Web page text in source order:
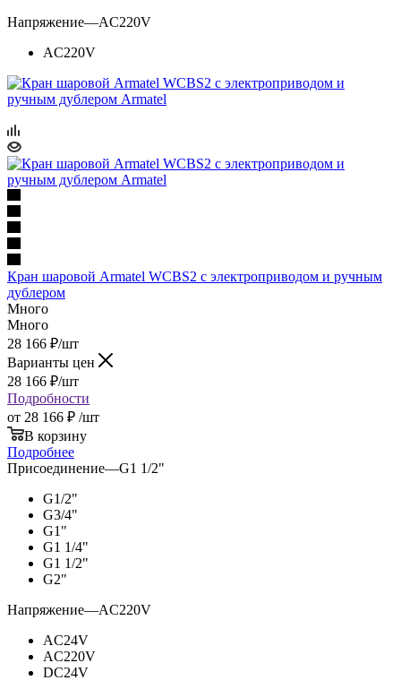
Напряжение—AC220V
AC220V
Кран шаровой Armatel WCBS2 с электроприводом и ручным
дублером
Много
Много
28 166 ₽/шт
Варианты цен
28 166 ₽/шт
Подробности
от 28 166 ₽ /шт
В корзину
Подробнее
Присоединение—G1 1/2"
G1/2"
G3/4"
G1"
G1 1/4"
G1 1/2"
G2"
Напряжение—AC220V
AC24V
AC220V
DC24V